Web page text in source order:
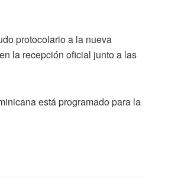
protocolario a la nueva
la recepción oficial junto a las
está programado para la